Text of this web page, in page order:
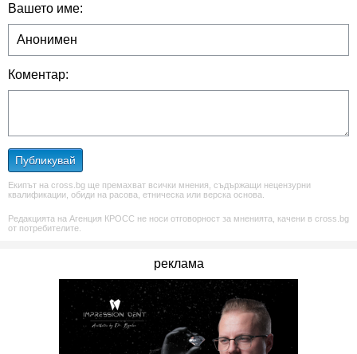
Вашето име:
Коментар:
Публикувай
Екипът на cross.bg ще премахват всички мнения, съдържащи нецензурни
квалификации, обиди на расова, етническа или верска основа.
Редакцията на Агенция КРОСС не носи отговорност за мненията, качени в cross.bg
от потребителите.
реклама